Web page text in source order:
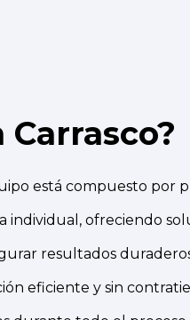
está compuesto por
individual, ofreciendo
resultados
eficiente y sin